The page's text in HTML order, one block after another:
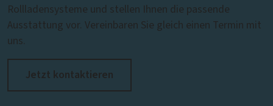
Rollladensysteme und stellen Ihnen die passende
Ausstattung vor. Vereinbaren Sie gleich einen Termin mit
uns.
Jetzt kontaktieren